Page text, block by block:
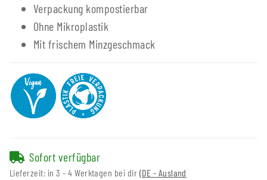
Verpackung kompostierbar
Ohne Mikroplastik
Mit frischem Minzgeschmack
Sofort verfügbar
Lieferzeit: in 3 - 4 Werktagen bei dir (DE - Ausland